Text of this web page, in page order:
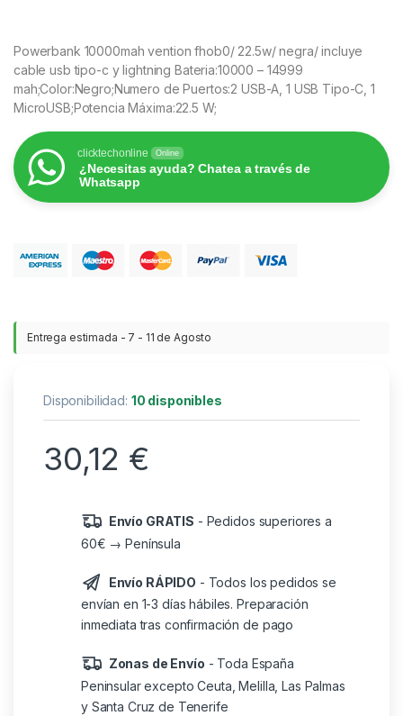
Powerbank 10000mah vention fhob0/ 22.5w/ negra/ incluye
cable usb tipo-c y lightning Bateria:10000 – 14999
mah;Color:Negro;Numero de Puertos:2 USB-A, 1 USB Tipo-C, 1
MicroUSB;Potencia Máxima:22.5 W;
clicktechonline Online
¿Necesitas ayuda? Chatea a través de
Whatsapp
Entrega estimada - 7 - 11 de Agosto
Disponibilidad: 10 disponibles
30,12 €
Envío GRATIS - Pedidos superiores a
60€ → Península
Envío RÁPIDO - Todos los pedidos se
envían en 1-3 días hábiles. Preparación
inmediata tras confirmación de pago
Zonas de Envío - Toda España
Peninsular excepto Ceuta, Melilla, Las Palmas
y Santa Cruz de Tenerife